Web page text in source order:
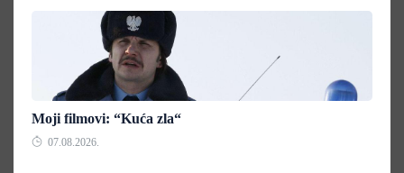
Moji filmovi: “Kuća zla“
07.08.2026.